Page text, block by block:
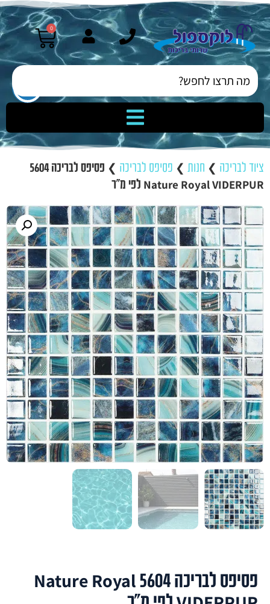
0
ציוד לבריכה ❯ חנות ❯ פסיפס לבריכה ❯
פסיפס לבריכה 5604
Nature Royal VIDERPUR לפי מ”ר
פסיפס לבריכה 5604 Nature Royal